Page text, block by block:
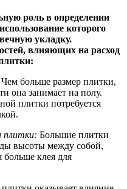
роль в определении
которого
укладку.
влияющих на расход
Чем больше размер плитки,
она занимает на полу.
плитки потребуется
плитки: Большие плитки
высоты между собой,
больше клея для